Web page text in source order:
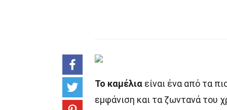
Το καμέλια είναι ένα από τα
εμφάνιση και τα ζωντανά του